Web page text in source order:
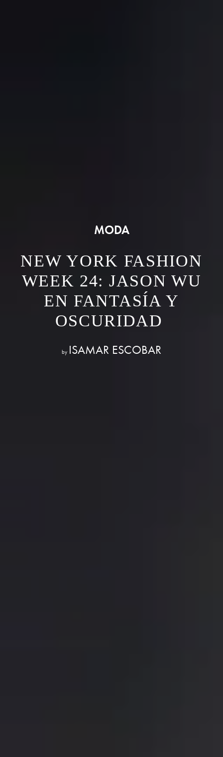
MODA
NEW YORK FASHION
WEEK 24: JASON WU
EN FANTASÍA Y
OSCURIDAD
by ISAMAR ESCOBAR